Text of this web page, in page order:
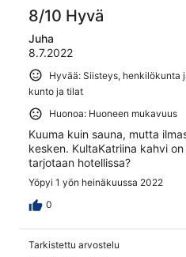
8/10 Hyvä
Juha
8.7.2022
Hyvää: Siisteys, henkilökunta
kunto ja tilat
Huonoa: Huoneen mukavuus
Kuuma kuin sauna, mutta
kesken. KultaKatriina kahvi
tarjotaan hotellissa?
Yöpyi 1 yön heinäkuussa 2022
0
Tarkistettu arvostelu